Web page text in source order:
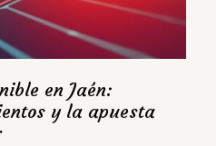
en Jaén:
y la apuesta